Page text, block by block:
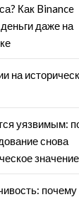
Как Binance
даже на
на
уязвимым:
снова
значение
почему